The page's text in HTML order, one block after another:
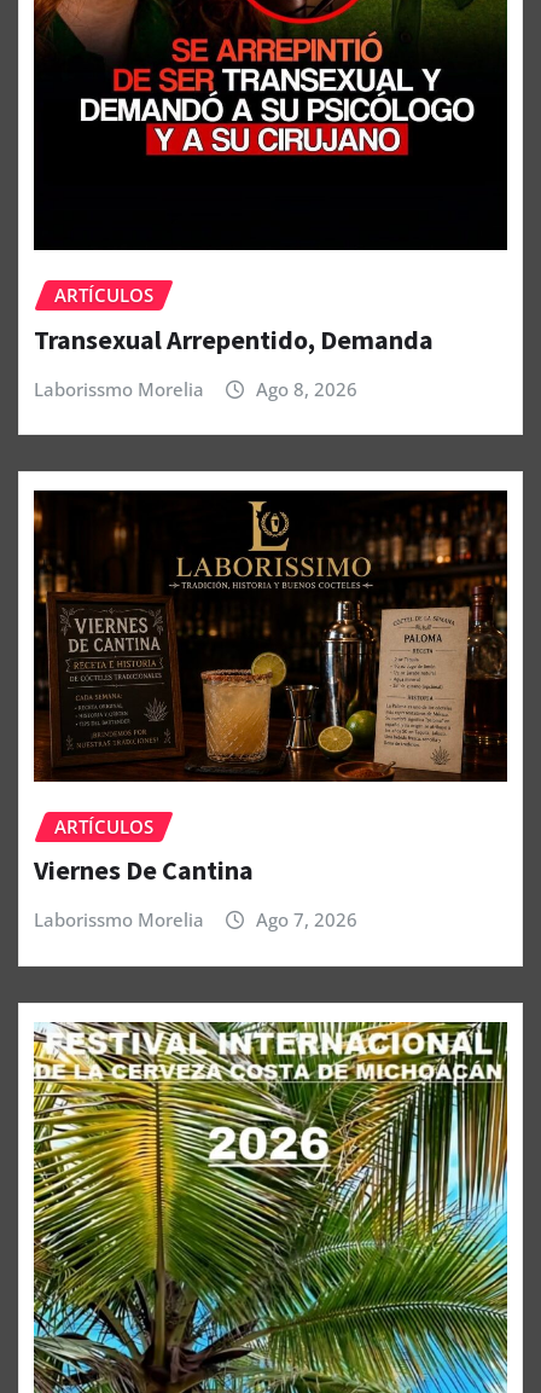
ARTÍCULOS
Transexual Arrepentido, Demanda
Laborissmo Morelia Ago 8, 2026
ARTÍCULOS
Viernes De Cantina
Laborissmo Morelia Ago 7, 2026